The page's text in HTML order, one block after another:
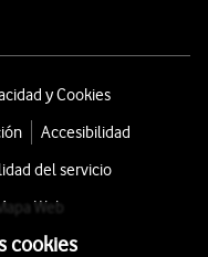
y Cookies
Accesibilidad
del servicio
Web
cookies